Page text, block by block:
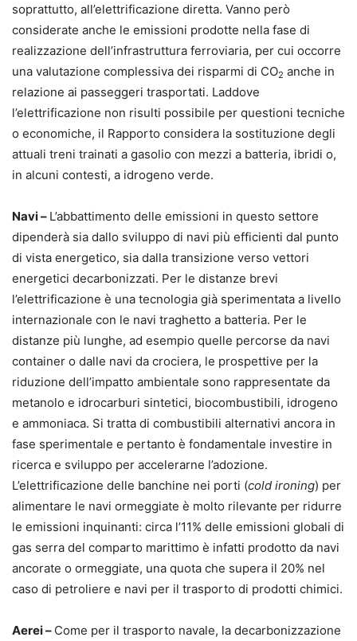
soprattutto, all’elettrificazione diretta. Vanno però
considerate anche le emissioni prodotte nella fase di
realizzazione dell’infrastruttura ferroviaria, per cui occorre
una valutazione complessiva dei risparmi di CO2 anche in
relazione ai passeggeri trasportati. Laddove
l’elettrificazione non risulti possibile per questioni tecniche
o economiche, il Rapporto considera la sostituzione degli
attuali treni trainati a gasolio con mezzi a batteria, ibridi o,
in alcuni contesti, a idrogeno verde.
Navi – L’abbattimento delle emissioni in questo settore
dipenderà sia dallo sviluppo di navi più efficienti dal punto
di vista energetico, sia dalla transizione verso vettori
energetici decarbonizzati. Per le distanze brevi
l’elettrificazione è una tecnologia già sperimentata a livello
internazionale con le navi traghetto a batteria. Per le
distanze più lunghe, ad esempio quelle percorse da navi
container o dalle navi da crociera, le prospettive per la
riduzione dell’impatto ambientale sono rappresentate da
metanolo e idrocarburi sintetici, biocombustibili, idrogeno
e ammoniaca. Si tratta di combustibili alternativi ancora in
fase sperimentale e pertanto è fondamentale investire in
ricerca e sviluppo per accelerarne l’adozione.
L’elettrificazione delle banchine nei porti (cold ironing) per
alimentare le navi ormeggiate è molto rilevante per ridurre
le emissioni inquinanti: circa l’11% delle emissioni globali di
gas serra del comparto marittimo è infatti prodotto da navi
ancorate o ormeggiate, una quota che supera il 20% nel
caso di petroliere e navi per il trasporto di prodotti chimici.
Aerei – Come per il trasporto navale, la decarbonizzazione